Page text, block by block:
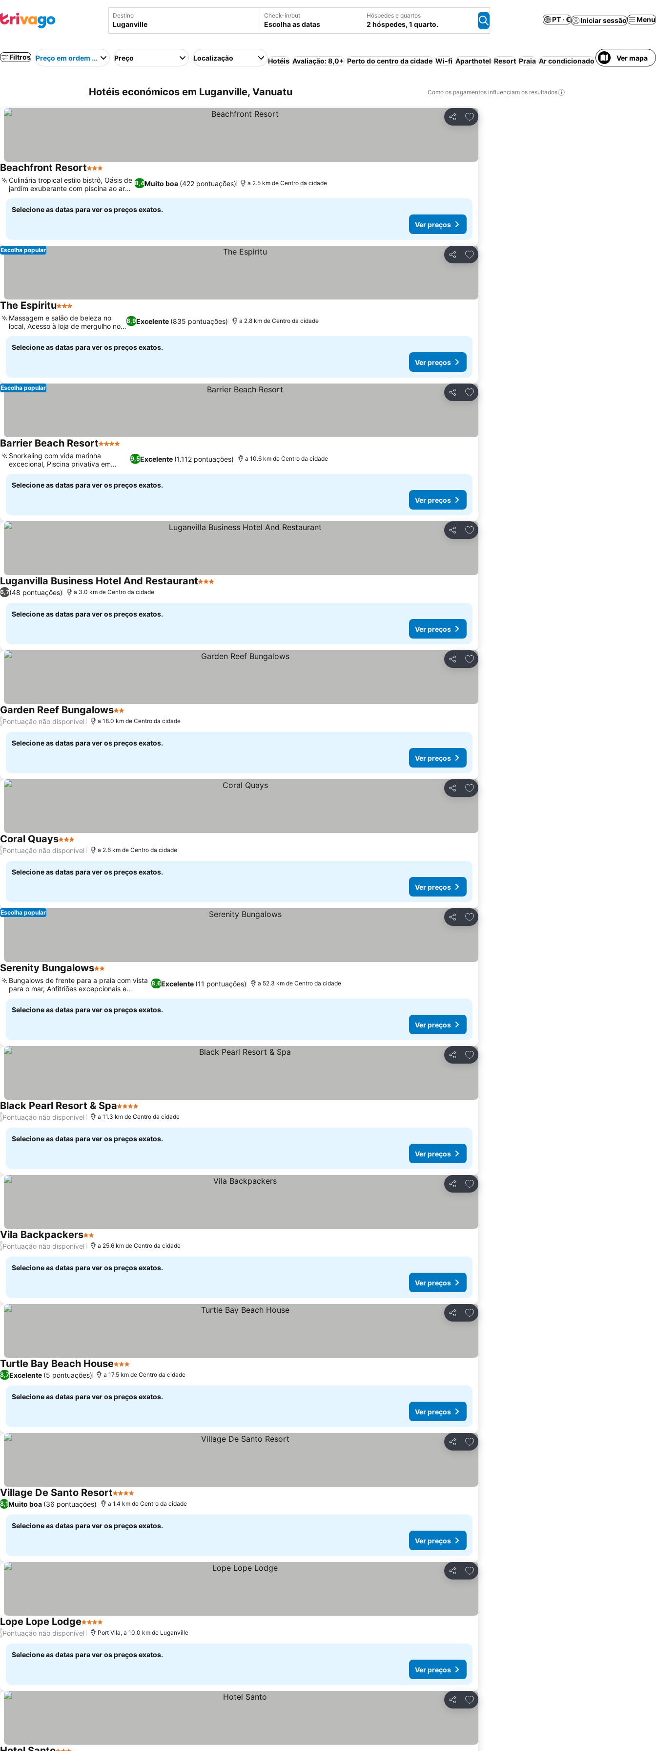
Destino Check-in/out
Escolha as datas
Hóspedes e quartos
2 hóspedes, 1 quarto.
PT · € Iniciar sessão Menu
Filtros Preço em ordem crescentePreço Localização Hotéis Avaliação: 8,0+ Perto do centro da cidade Wi-fi Aparthotel Resort Praia Ar condicionado Transfer de/para
Ver mapa
Hotéis económicos em Luganville, Vanuatu Como os pagamentos influenciam os resultados
Partilhar
Adicionar aos favoritos
Beachfront Resort3 Estrelas
8,4Muito boa (422 pontuações)
Culinária tropical estilo bistrô, Oásis de
jardim exuberante com piscina ao ar
livre
a 2.5 km de Centro da cidade
Selecione as datas para ver os preços exatos.
Ver preços
Partilhar
Adicionar aos favoritos
Escolha popular
The Espiritu3 Estrelas
8,9Excelente (835 pontuações)
Massagem e salão de beleza no
local, Acesso à loja de mergulho no
local
a 2.8 km de Centro da cidade
Selecione as datas para ver os preços exatos.
Ver preços
Partilhar
Adicionar aos favoritos
Escolha popular
Barrier Beach Resort4 Estrelas
9,5Excelente (1.112 pontuações)
Snorkeling com vida marinha
excecional, Piscina privativa em
alguns quartos
a 10.6 km de Centro da cidade
Selecione as datas para ver os preços exatos.
Ver preços
Partilhar
Adicionar aos favoritos
Luganvilla Business Hotel And Restaurant3 Estrelas
6,7(48 pontuações) a 3.0 km de Centro da cidade
Selecione as datas para ver os preços exatos.
Ver preços
Partilhar
Adicionar aos favoritos
Garden Reef Bungalows2 Estrelas
/Pontuação não disponível a 18.0 km de Centro da cidade
Selecione as datas para ver os preços exatos.
Ver preços
Partilhar
Adicionar aos favoritos
Coral Quays3 Estrelas
/Pontuação não disponível a 2.6 km de Centro da cidade
Selecione as datas para ver os preços exatos.
Ver preços
Partilhar
Adicionar aos favoritos
Escolha popular
Serenity Bungalows2 Estrelas
8,6Excelente (11 pontuações)
Bungalows de frente para a praia com vista
para o mar, Anfitriões excepcionais e
culinária local
a 52.3 km de Centro da cidade
Selecione as datas para ver os preços exatos.
Ver preços
Partilhar
Adicionar aos favoritos
Black Pearl Resort & Spa4 Estrelas
/Pontuação não disponível a 11.3 km de Centro da cidade
Selecione as datas para ver os preços exatos.
Ver preços
Partilhar
Adicionar aos favoritos
Vila Backpackers2 Estrelas
/Pontuação não disponível a 25.6 km de Centro da cidade
Selecione as datas para ver os preços exatos.
Ver preços
Partilhar
Adicionar aos favoritos
Turtle Bay Beach House3 Estrelas
8,7Excelente (5 pontuações) a 17.5 km de Centro da cidade
Selecione as datas para ver os preços exatos.
Ver preços
Partilhar
Adicionar aos favoritos
Village De Santo Resort4 Estrelas
8,1Muito boa (36 pontuações) a 1.4 km de Centro da cidade
Selecione as datas para ver os preços exatos.
Ver preços
Partilhar
Adicionar aos favoritos
Lope Lope Lodge4 Estrelas
/Pontuação não disponível Port Vila, a 10.0 km de Luganville
Selecione as datas para ver os preços exatos.
Ver preços
Partilhar
Adicionar aos favoritos